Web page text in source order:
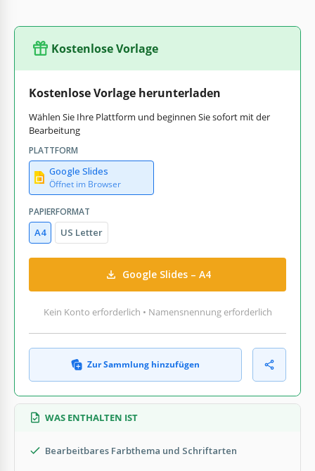
Kostenlose Vorlage
Kostenlose Vorlage herunterladen
Wählen Sie Ihre Plattform und beginnen Sie sofort mit der
Bearbeitung
PLATTFORM
Google Slides
Öffnet im Browser
PAPIERFORMAT
A4 US Letter
Google Slides – A4
Kein Konto erforderlich • Namensnennung erforderlich
Zur Sammlung hinzufügen
WAS ENTHALTEN IST
Bearbeitbares Farbthema und Schriftarten